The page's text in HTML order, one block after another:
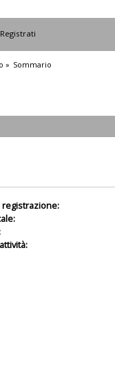
Registrati
» Sommario
registrazione: